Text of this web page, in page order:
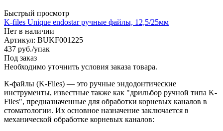
Быстрый просмотр
K-files Unique endostar ручные файлы, 12,5/25мм
Нет в наличии
Артикул: BUKF001225
437 руб./упак
Под заказ
Необходимо уточнить условия заказа товара.
К-файлы (K-Files) — это ручные эндодонтические
инструменты, известные также как "дрильбор ручной типа K-
Files", предназначенные для обработки корневых каналов в
стоматологии. Их основное назначение заключается в
механической обработке корневых каналов: